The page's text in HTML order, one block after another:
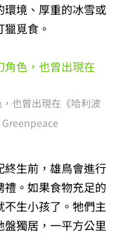
境、厚重的冰雪或
覓食。
也曾出現在《哈利波
生前，雄鳥會進行
。如果食物充足的
生小孩了。牠們主
獨居，一平方公里